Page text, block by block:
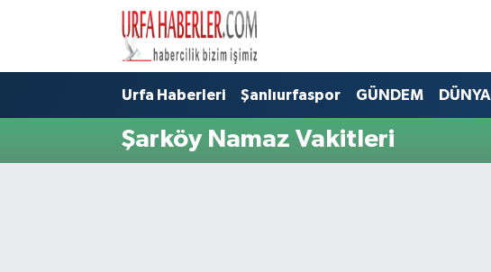
Urfa Haberleri Şanlıurfaspor GÜNDEM DÜNYA
Şarköy Namaz Vakitleri
Şanlıurfa Nöbetçi Eczaneler
Şanlıurfa Namaz Vakitleri